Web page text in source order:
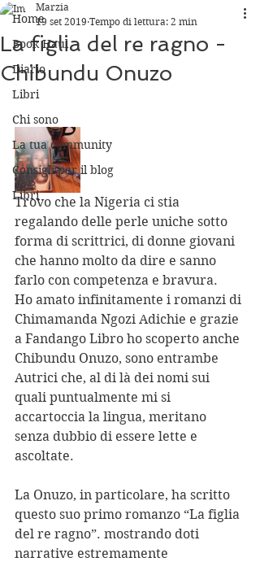
Home
Book Haul
Diario
Libri
Chi sono
La tua community
Consigli per il blog
Libri
La figlia del re ragno -
Chibundu Onuzo
Marzia
19 set 2019 Tempo di lettura: 2 min
Trovo che la Nigeria ci stia
regalando delle perle uniche sotto
forma di scrittrici, di donne giovani
che hanno molto da dire e sanno
farlo con competenza e bravura.
Ho amato infinitamente i romanzi di
Chimamanda Ngozi Adichie e grazie
a Fandango Libro ho scoperto anche
Chibundu Onuzo, sono entrambe
Autrici che, al di là dei nomi sui
quali puntualmente mi si
accartoccia la lingua, meritano
senza dubbio di essere lette e
ascoltate.
La Onuzo, in particolare, ha scritto
questo suo primo romanzo “La figlia
del re ragno”. mostrando doti
narrative estremamente